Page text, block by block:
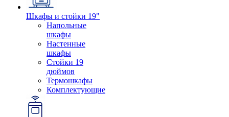
Шкафы и стойки 19"
Напольные
шкафы
Настенные
шкафы
Стойки 19
дюймов
Термошкафы
Комплектующие